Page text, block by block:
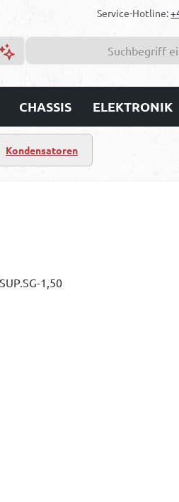
Service-Hotline:
CHASSIS ELEKTRONIK
Kondensatoren